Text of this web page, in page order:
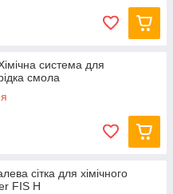
система для
смола
сітка для хімічного
FIS H